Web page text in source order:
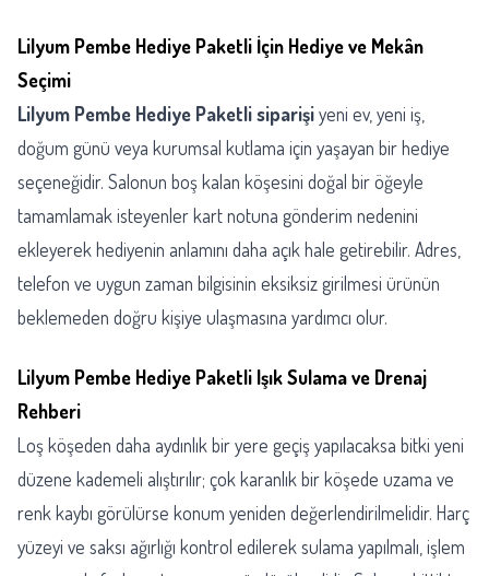
Lilyum Pembe Hediye Paketli İçin Hediye ve Mekân
Seçimi
Lilyum Pembe Hediye Paketli siparişiyeni ev, yeni iş,
doğum günü veya kurumsal kutlama için yaşayan bir hediye
seçeneğidir. Salonun boş kalan köşesini doğal bir öğeyle
tamamlamak isteyenler kart notuna gönderim nedenini
ekleyerek hediyenin anlamını daha açık hale getirebilir. Adres,
telefon ve uygun zaman bilgisinin eksiksiz girilmesi ürünün
beklemeden doğru kişiye ulaşmasına yardımcı olur.
Lilyum Pembe Hediye Paketli Işık Sulama ve Drenaj
Rehberi
Loş köşeden daha aydınlık bir yere geçiş yapılacaksa bitki yeni
düzene kademeli alıştırılır; çok karanlık bir köşede uzama ve
renk kaybı görülürse konum yeniden değerlendirilmelidir. Harç
yüzeyi ve saksı ağırlığı kontrol edilerek sulama yapılmalı, işlem